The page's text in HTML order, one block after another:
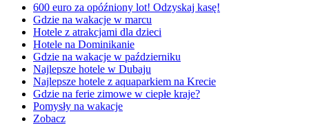
600 euro za opóźniony lot! Odzyskaj kasę!
Gdzie na wakacje w marcu
Hotele z atrakcjami dla dzieci
Hotele na Dominikanie
Gdzie na wakacje w październiku
Najlepsze hotele w Dubaju
Najlepsze hotele z aquaparkiem na Krecie
Gdzie na ferie zimowe w ciepłe kraje?
Pomysły na wakacje
Zobacz